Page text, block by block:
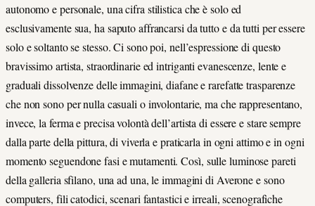
autonomo e personale, una cifra stilistica che è solo ed
esclusivamente sua, ha saputo affrancarsi da tutto e da tutti per essere
solo e soltanto se stesso. Ci sono poi, nell’espressione di questo
bravissimo artista, straordinarie ed intriganti evanescenze, lente e
graduali dissolvenze delle immagini, diafane e rarefatte trasparenze
che non sono per nulla casuali o involontarie, ma che rappresentano,
invece, la ferma e precisa volontà dell’artista di essere e stare sempre
dalla parte della pittura, di viverla e praticarla in ogni attimo e in ogni
momento seguendone fasi e mutamenti. Così, sulle luminose pareti
della galleria sfilano, una ad una, le immagini di Averone e sono
computers, fili catodici, scenari fantastici e irreali, scenografiche